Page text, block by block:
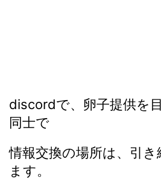
discordで、卵子提供を
同士で
情報交換の場所は、引き
ます。